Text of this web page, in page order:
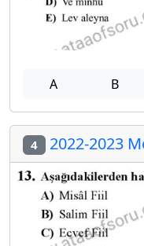
A B
4 2022-2023